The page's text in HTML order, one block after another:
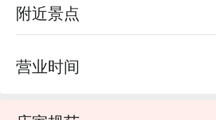
附近景点
营业时间